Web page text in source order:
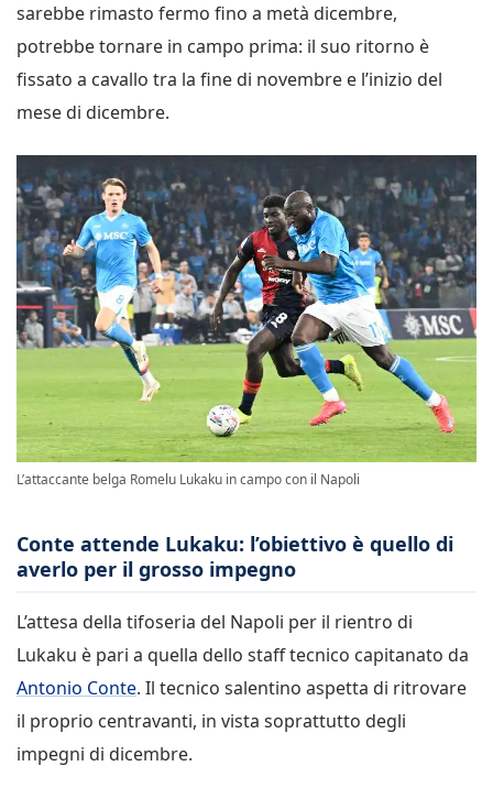
sarebbe rimasto fermo fino a metà dicembre,
potrebbe tornare in campo prima: il suo ritorno è
fissato a cavallo tra la fine di novembre e l’inizio del
mese di dicembre.
L’attaccante belga Romelu Lukaku in campo con il Napoli
Conte attende Lukaku: l’obiettivo è quello di
averlo per il grosso impegno
L’attesa della tifoseria del Napoli per il rientro di
Lukaku è pari a quella dello staff tecnico capitanato da
Antonio Conte. Il tecnico salentino aspetta di ritrovare
il proprio centravanti, in vista soprattutto degli
impegni di dicembre.